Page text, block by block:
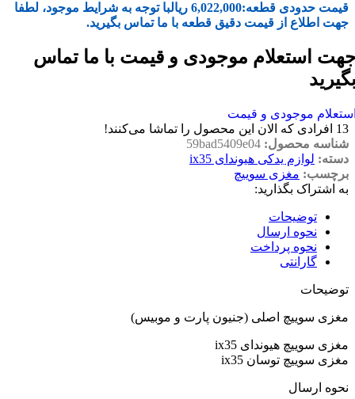
قیمت حدودی قطعه:6,022,000 ریالبا توجه به شرایط موجود، لطفا
جهت اطلاع از قیمت دقیق قطعه با ما تماس بگیرید.
استعلام موجودی و قیمت با ما تماس
موجودی و قیمت
13 افرادی که الان این محصول را تماشا می‌کنند!
شناسه محصول: 59bad5409e04
دسته: لوازم یدکی هیوندای ix35
برچسب: مغزی سوییچ
به اشتراک بگذارید:
توضیحات
نحوه ارسال
نحوه پرداخت
گارانتی
توضیحات
مغزی سوییچ اصلی (جنیون پارت و موبیس)
مغزی سوییچ هیوندای ix35
مغزی سوییچ توسان ix35
نحوه ارسال